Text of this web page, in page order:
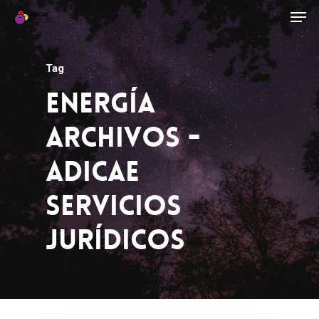
Tag
Energía
Archivos -
ADICAE
Servicios
Jurídicos